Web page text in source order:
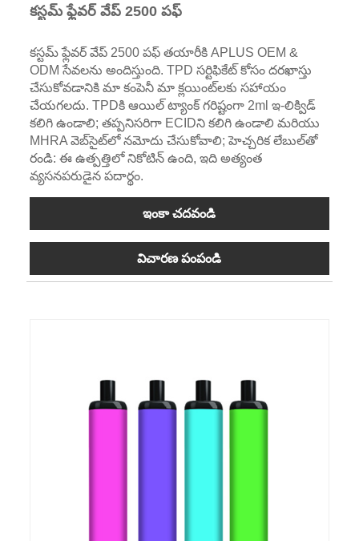
కస్టమ్ ఫ్లేవర్ వేప్ 2500 పఫ్
కస్టమ్ ఫ్లేవర్ వేప్ 2500 పఫ్ తయారీకి APLUS OEM &
ODM సేవలను అందిస్తుంది. TPD సర్టిఫికేట్ కోసం దరఖాస్తు
చేసుకోవడానికి మా కంపెనీ మా క్లయింట్‌లకు సహాయం
చేయగలదు. TPDకి ఆయిల్ ట్యాంక్ గరిష్టంగా 2ml ఇ-లిక్విడ్
కలిగి ఉండాలి; తప్పనిసరిగా ECIDని కలిగి ఉండాలి మరియు
MHRA వెబ్‌సైట్‌లో నమోదు చేసుకోవాలి; హెచ్చరిక లేబుల్‌తో
రండి: ఈ ఉత్పత్తిలో నికోటిన్ ఉంది, ఇది అత్యంత
వ్యసనపరుడైన పదార్థం.
ఇంకా చదవండి
విచారణ పంపండి